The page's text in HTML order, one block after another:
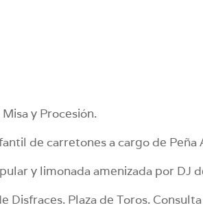
y Procesión.
de carretones a cargo de Peña
y limonada amenizada por DJ
Disfraces. Plaza de Toros.